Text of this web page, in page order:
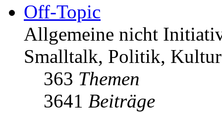
Off-Topic
Allgemeine nicht
Smalltalk, Politik, Kultur
363 Themen
3641 Beiträge